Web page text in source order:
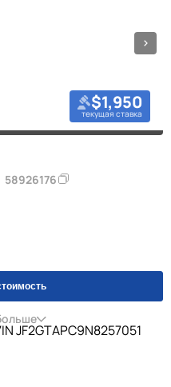
$1,950
текущая ставка
58926176